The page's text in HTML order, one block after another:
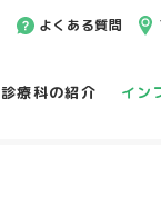
よくある質問
診療科の紹介 イン